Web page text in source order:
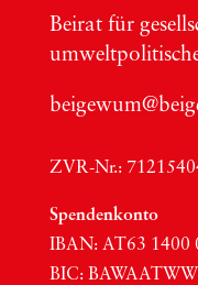
Bei­rat für
ZVR-Nr.:
Spen­den­kon­to
IBAN: AT63 1400
BIC: BAWAATWW